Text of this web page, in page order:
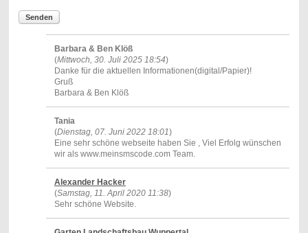
Senden
Barbara & Ben Klöß
(Mittwoch, 30. Juli 2025 18:54)
Danke für die aktuellen Informationen(digital/Papier)!
Gruß
Barbara & Ben Klöß
Tania
(Dienstag, 07. Juni 2022 18:01)
Eine sehr schöne webseite haben Sie , Viel Erfolg wünschen
wir als www.meinsmscode.com Team.
Alexander Hacker
(Samstag, 11. April 2020 11:38)
Sehr schöne Website.